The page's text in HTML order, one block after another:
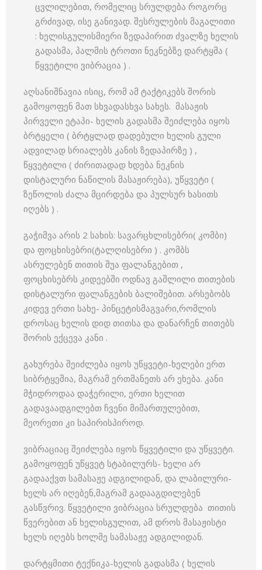
ცვლილებით, რომელიც სრულდება როგორც
გრძივად, ისე განივად. შესრულების მაგალითი
: ხელისგულისმიერი ზედაპირით ძვალზე ხელის
გადასმა, პალმის ტროთი ნეკნებზე დარტყმა (
წყვეტილი ვიბრაცია ) .
აღსანიშნავია ისიც, რომ ამ ტაქტიკებს შორის
გამოყოფენ მათ სხვადასხვა სახეს. მასაჟის
პირველი ეტაპი- ხელის გადასმა შეიძლება იყოს
ბრტყელი ( ბრტყლად დადებული ხელის გული
ადვილად სრიალებს კანის ზედაპირზე ) ,
წყვეტილი ( ძირითადად ხდება ნეკნის
დისტალური ნაწილის მასაჟირება), უწყვეტი (
ზეწოლის ძალა მცირდება და პულსურ ხასითს
იღებს ) .
გაჭიმვა არის 2 სახის: სავარცხლისებრი( კომბი)
და ფოცხისებრი(ტალღისებრი ) . კომბს
ასრულებენ თითის შუა ფალანგებით ,
ფოცხისებრს კიდეებში ოდნავ გაშლილი თითების
დისტალური ფალანგების ბალიშებით. არსებობს
კიდევ ერთი სახე- პინცეტისმაგვარი,რომლის
დროსაც ხელის დიდ თითსა და დანარჩენ თითებს
შორის ექცევა კანი .
გახურება შეიძლება იყოს უწყვეტი-ხელები ერთ
სიბრტყეშია, მაგრამ ერთმანეთს არ ეხება. კანი
მჭიდროდაა დაჭერილი, ერთი ხელით
გადავაადგილებთ ჩვენი მიმართულებით,
მეორეთი კი საპირისპიროდ.
ვიბრაციაც შეიძლება იყოს წყვეტილი და უწყვეტი.
გამოყოფენ უწყვეტ სტაბილურს- ხელი არ
გადააქვთ სამასაჟე ადგილიდან, და ლაბილური-
ხელს არ იღებენ,მაგრამ გადააგდილებენ
გასწვრივ. წყვეტილი ვიბრაცია სრულდება თითის
წვერებით ან ხელისგულით, ამ დროს მასაჟისტი
ხელს იღებს ხოლმე სამასაჟე ადგილიდან.
დარტყმითი ტექნიკა-ხელის გადასმა ( ხელის